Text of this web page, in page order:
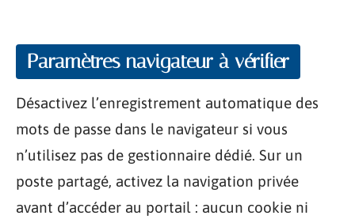
Paramètres navigateur à vérifier
Désactivez l’enregistrement automatique des
mots de passe dans le navigateur si vous
n’utilisez pas de gestionnaire dédié. Sur un
poste partagé, activez la navigation privée
avant d’accéder au portail : aucun cookie ni